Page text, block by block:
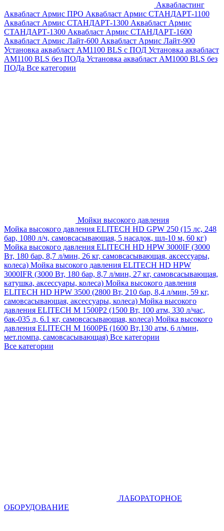
Аквабластинг
Аквабласт Армис ПРО Аквабласт Армис СТАНДАРТ-1100
Аквабласт Армис СТАНДАРТ-1300 Аквабласт Армис
СТАНДАРТ-1300 Аквабласт Армис СТАНДАРТ-1600
Аквабласт Армис Лайт-600 Аквабласт Армис Лайт-900
Установка аквабласт AM1100 BLS с ПОД Установка аквабласт
AM1100 BLS без ПОДа Установка аквабласт AM1000 BLS без
ПОДа Все категории
Мойки высокого давления
Мойка высокого давления ELITECH HD GPW 250 (15 лс, 248
бар, 1080 л/ч, самовсасывающая, 5 насадок, шл-10 м, 60 кг)
Мойка высокого давления ELITECH HD HPW 3000IF (3000
Вт, 180 бар, 8,7 л/мин, 26 кг, самовсасывающая, аксессуары,
колеса) Мойка высокого давления ELITECH HD HPW
3000IFR (3000 Вт, 180 бар, 8,7 л/мин, 27 кг, самовсасывающая,
катушка, аксессуары, колеса) Мойка высокого давления
ELITECH HD HPW 3500 (2800 Вт, 210 бар, 8,4 л/мин, 59 кг,
самовсасывающая, аксессуары, колеса) Мойка высокого
давления ELITECH M 1500P2 (1500 Вт, 100 атм, 330 л/час,
бак-035 л, 6.1 кг, самовсасывающая, колеса) Мойка высокого
давления ELITECH М 1600РБ (1600 Вт,130 атм, 6 л/мин,
мет.помпа, самовсасывающая) Все категории
Все категории
ЛАБОРАТОРНОЕ
ОБОРУДОВАНИЕ